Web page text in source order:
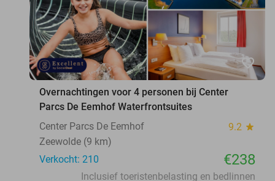
favorite_border
Overnachtingen voor 4 personen bij Center
Parcs De Eemhof Waterfrontsuites
Center Parcs De Eemhof
9.2 star
Zeewolde (9 km)
Verkocht: 210
€238
Inclusief toeristenbelasting en bedlinnen